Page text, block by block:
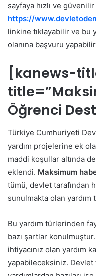
sayfaya hızlı ve
https://
linkine tıklayabilir ve bu
olanına başvuru
[kanews-
Öğrenci
Türkiye Cumhuriyeti
yardım projelerine ek
maddi koşullar altında
eklendi. Maksimum
tümü, devlet tarafından
sunulmakta olan yardım
Bu yardım türlerinden
bazı şartlar
ihtiyacınız olan yardım
yapabileceksiniz. Devlet